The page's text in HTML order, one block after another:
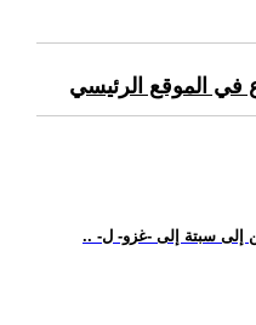
في الموقع الرئيسي
إلى سبتة إلى -غزو- ل